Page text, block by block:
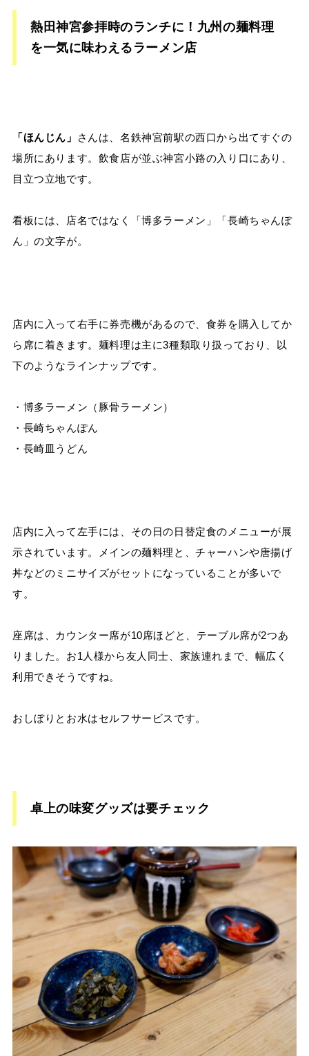
熱田神宮参拝時のランチに！九州の麺料理
を一気に味わえるラーメン店
「ほんじん」
さんは、名鉄神宮前駅の西口から出てすぐの
場所にあります。飲食店が並ぶ神宮小路の入り口にあり、
目立つ立地です。
看板には、店名ではなく「博多ラーメン」「長崎ちゃんぽ
ん」の文字が。
店内に入って右手に券売機があるので、食券を購入してか
ら席に着きます。麺料理は主に3種類取り扱っており、以
下のようなラインナップです。
・博多ラーメン（豚骨ラーメン）
・長崎ちゃんぽん
・長崎皿うどん
店内に入って左手には、その日の日替定食のメニューが展
示されています。メインの麺料理と、チャーハンや唐揚げ
丼などのミニサイズがセットになっていることが多いで
す。
座席は、カウンター席が10席ほどと、テーブル席が2つあ
りました。お1人様から友人同士、家族連れまで、幅広く
利用できそうですね。
おしぼりとお水はセルフサービスです。
卓上の味変グッズは要チェック